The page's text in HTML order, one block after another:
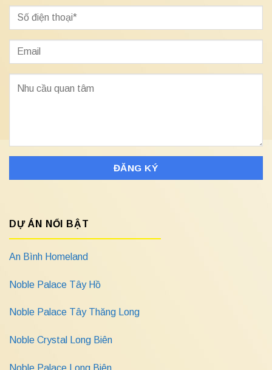
DỰ ÁN NỔI BẬT
An Bình Homeland
Noble Palace Tây Hồ
Noble Palace Tây Thăng Long
Noble Crystal Long Biên
Noble Palace Long Biên